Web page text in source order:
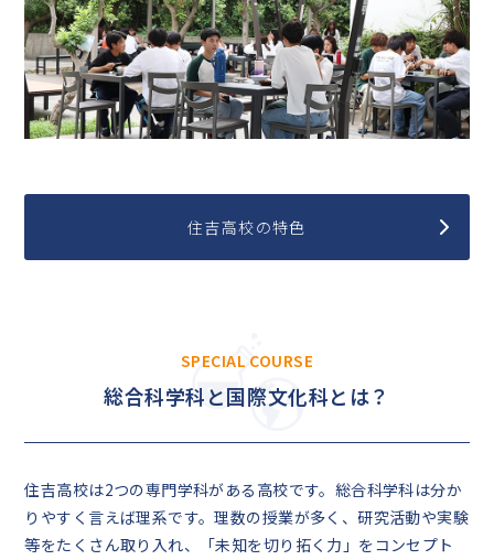
住吉高校の特色
SPECIAL COURSE
総合科学科と国際文化科とは？
住吉高校は2つの専門学科がある高校です。総合科学科は分か
りやすく言えば理系です。理数の授業が多く、研究活動や実験
等をたくさん取り入れ、「未知を切り拓く力」をコンセプト